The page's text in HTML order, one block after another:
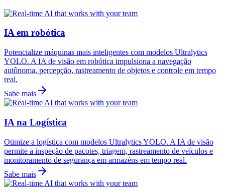
IA em robótica
Potencialize máquinas mais inteligentes com modelos Ultralytics
YOLO. A IA de visão em robótica impulsiona a navegação
autônoma, percepção, rastreamento de objetos e controle em tempo
real.
Sabe mais
IA na Logística
Otimize a logística com modelos Ultralytics YOLO. A IA de visão
permite a inspeção de pacotes, triagem, rastreamento de veículos e
monitoramento de segurança em armazéns em tempo real.
Sabe mais